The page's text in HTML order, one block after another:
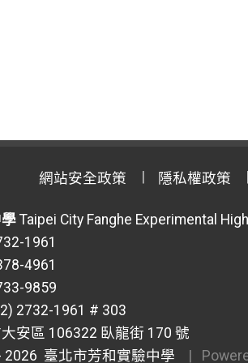
網站安全政策 隱私權政策
Taipei City Fanghe Experimental
1961
4961
9859
2732-1961 # 303
安區 106322 臥龍街 170 號
2026 臺北市芳和實驗中學 |